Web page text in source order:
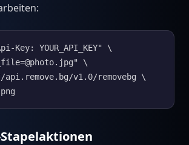
Key: YOUR_API_KEY" \
\
api.remove.bg/v1.0/removebg \